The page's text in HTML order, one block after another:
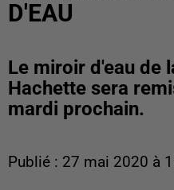
D'EAU
Le miroir d'eau de
Hachette sera
mardi prochain.
Publié : 27 mai 2020 à